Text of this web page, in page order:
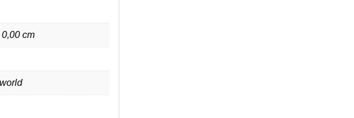
cm